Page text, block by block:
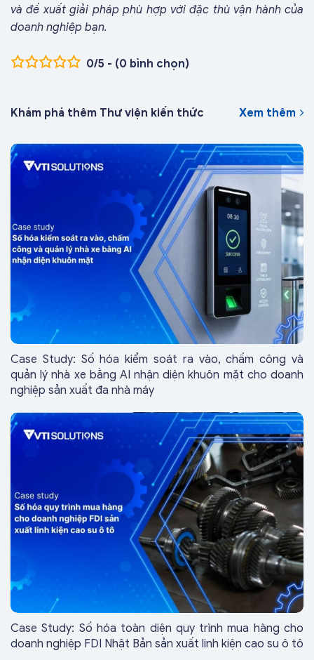
và đề xuất giải pháp phù hợp với đặc thù vận hành của
doanh nghiệp bạn.
0/5 - (0 bình chọn)
Khám phá thêm Thư viện kiến thức Xem thêm
Case Study: Số hóa kiểm soát ra vào, chấm công và
quản lý nhà xe bằng AI nhận diện khuôn mặt cho doanh
nghiệp sản xuất đa nhà máy
Case Study: Số hóa toàn diện quy trình mua hàng cho
doanh nghiệp FDI Nhật Bản sản xuất linh kiện cao su ô tô